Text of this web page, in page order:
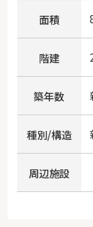
面積
階建
築年数
種別/構造
周辺施設